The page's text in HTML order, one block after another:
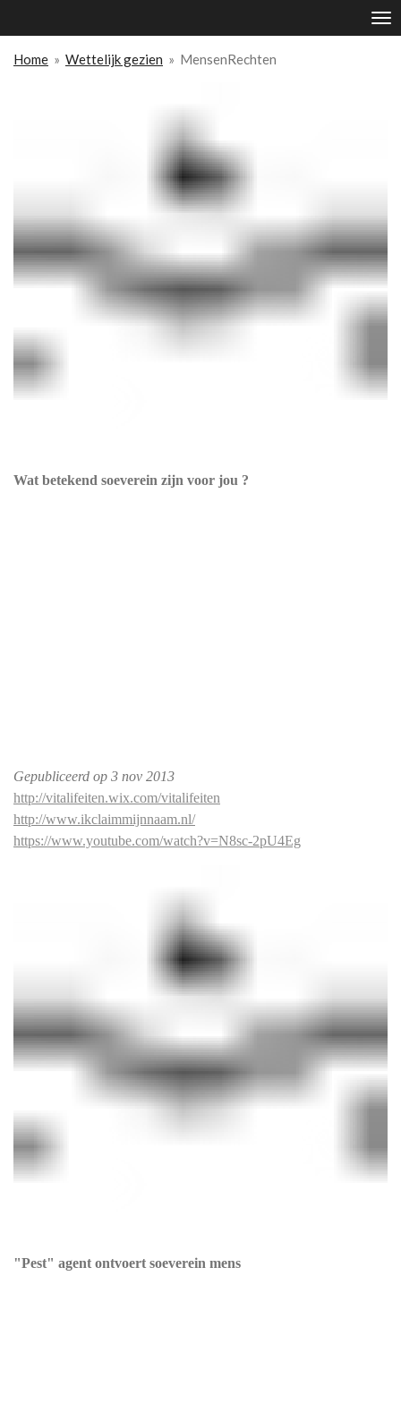
direct
naar
Home » Wettelijk gezien » MensenRechten
Wat betekend soeverein zijn voor jou ?
Gepubliceerd op 3 nov 2013
http://vitalifeiten.wix.com/vitalifeiten
http://www.ikclaimmijnnaam.nl/
https://www.youtube.com/watch?v=N8sc-2pU4Eg
"Pest" agent ontvoert soeverein mens